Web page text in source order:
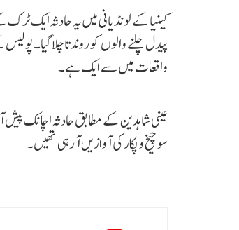
کینیا کے لونڈیانی میں یہ حادثہ ایک
پیدل چلنے والوں کو روندتا چلا گیا۔
واقعات میں سے ایک ہے۔
عینی شاہدین کے مطابق حادثہ اچانک پیش
سو چیخ و پکار کی آوازیں آ رہی تھیں۔